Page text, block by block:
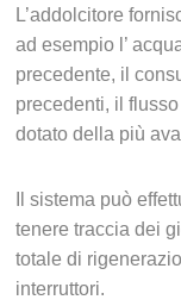
L’addolcitore
ad esempio l’
precedente, il
precedenti, il
dotato della più
Il sistema può
tenere traccia dei
totale di
interruttori.